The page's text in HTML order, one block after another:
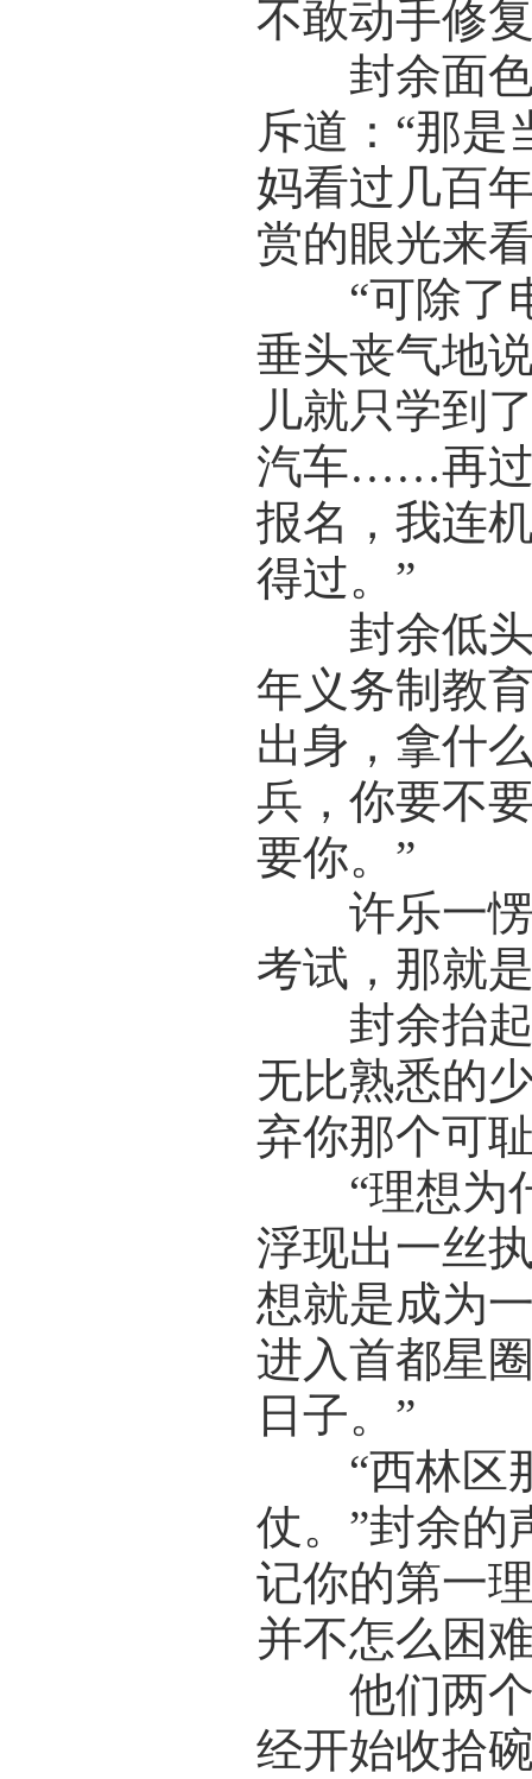
不敢动手修
封余面色
斥道：“那是
妈看过几百
赏的眼光来
“可除了电
垂头丧气地
儿就只学到
汽车……再过
报名，我连
得过。”
封余低头
年义务制教
出身，拿什
兵，你要不
要你。”
许乐一愣
考试，那就
封余抬起
无比熟悉的
弃你那个可
“理想为什
浮现出一丝
想就是成为
进入首都星
日子。”
“西林区那
仗。”封余的
记你的第一
并不怎么困
他们两个
经开始收拾